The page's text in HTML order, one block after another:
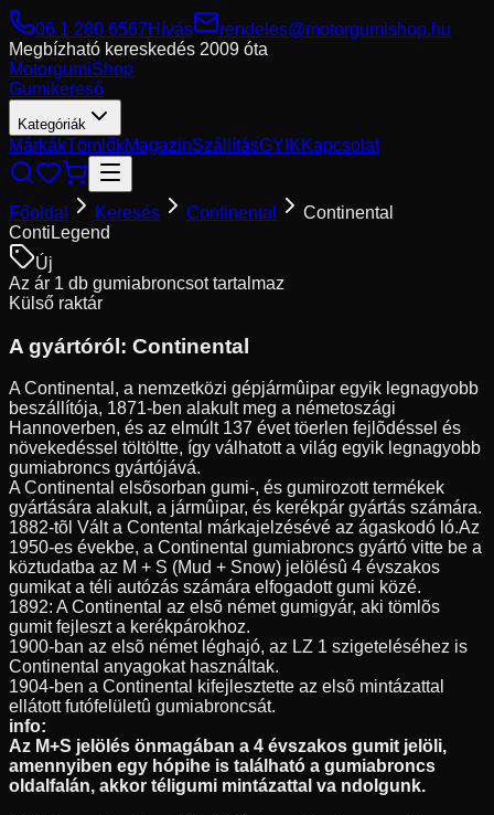
06 1 280 6567Hívás
rendeles@motorgumishop.hu
Megbízható kereskedés 2009 óta
MotorgumiShop
Gumikereső
Kategóriák
MárkákTömlőkMagazinSzállításGYIKKapcsolat
Főoldal Keresés Continental
Continental
ContiLegend
Új
Az ár 1 db gumiabroncsot tartalmaz
Külső raktár
A gyártóról: Continental
A Continental, a nemzetközi gépjármûipar egyik legnagyobb
beszállítója, 1871-ben alakult meg a németoszági
Hannoverben, és az elmúlt 137 évet töerlen fejlõdéssel és
növekedéssel töltöltte, így válhatott a világ egyik legnagyobb
gumiabroncs gyártójává.
A Continental elsõsorban gumi-, és gumirozott termékek
gyártására alakult, a jármûipar, és kerékpár gyártás számára.
1882-tõl Vált a Contental márkajelzésévé az ágaskodó ló.Az
1950-es évekbe, a Continental gumiabroncs gyártó vitte be a
köztudatba az M + S (Mud + Snow) jelölésû 4 évszakos
gumikat a téli autózás számára elfogadott gumi közé.
1892: A Continental az elsõ német gumigyár, aki tömlõs
gumit fejleszt a kerékpárokhoz.
1900-ban az elsõ német léghajó, az LZ 1 szigeteléséhez is
Continental anyagokat használtak.
1904-ben a Continental kifejlesztette az elsõ mintázattal
ellátott futófelületû gumiabroncsát.
info:
Az M+S jelölés önmagában a 4 évszakos gumit jelöli,
amennyiben egy hópihe is található a gumiabroncs
oldalfalán, akkor téligumi mintázattal va ndolgunk.